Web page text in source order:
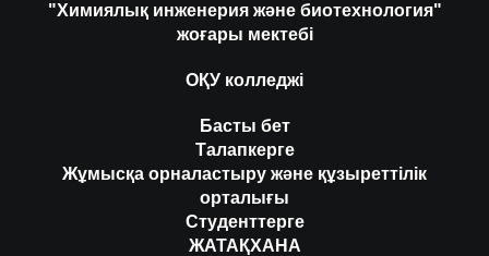
"Химиялық инженерия және биотехнология"
жоғары мектебі
ОҚУ колледжі
Басты бет
Талапкерге
Жұмысқа орналастыру және құзыреттілік
орталығы
Студенттерге
ЖАТАҚХАНА